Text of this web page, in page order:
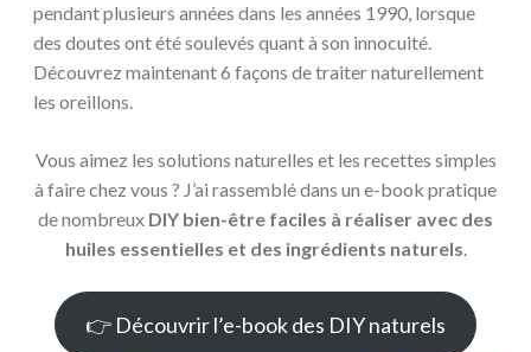
pendant plusieurs années dans les années 1990, lorsque
des doutes ont été soulevés quant à son innocuité.
Découvrez maintenant 6 façons de traiter naturellement
les oreillons.
Vous aimez les solutions naturelles et les recettes simples
à faire chez vous ? J’ai rassemblé dans un e-book pratique
de nombreux DIY bien-être faciles à réaliser avec des
huiles essentielles et des ingrédients naturels.
👉 Découvrir l’e-book des DIY naturels